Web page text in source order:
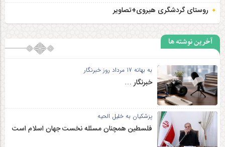
روستای گردشگری هیروی+تصاویر
آخرین نوشته ها
به بهانه 17 مرداد روز خبرنگار
خبرنگار …
پزشکیان به خلیل الحیه
فلسطین همچنان مسئله نخست جهان اسلام است